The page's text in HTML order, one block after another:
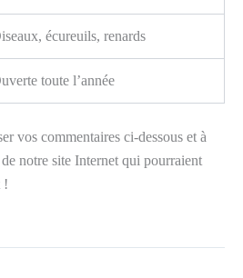
écureuils, renards
toute l’année
vos commentaires ci-dessous et à
notre site Internet qui pourraient
!